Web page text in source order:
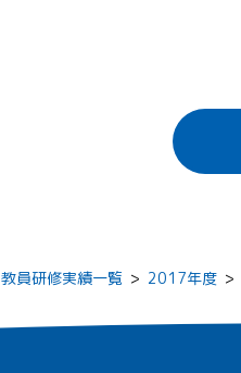
教員研修実績一覧 > 2017年度 >